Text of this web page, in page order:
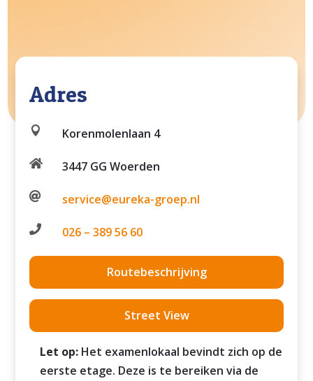
Adres
 Korenmolenlaan 4
 3447 GG Woerden
 service@eureka-groep.nl
 026 – 389 56 60
Routebeschrijving
Street View
Let op: Het examenlokaal bevindt zich op de
eerste etage. Deze is te bereiken via de